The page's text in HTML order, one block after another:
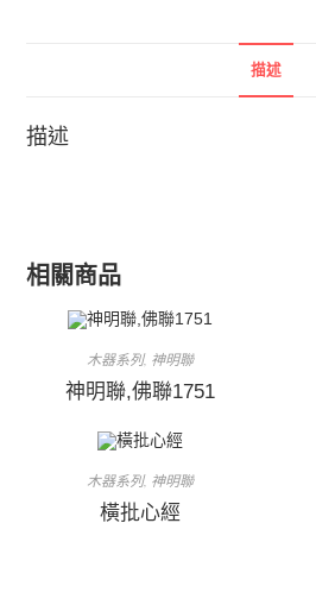
描述
描述
相關商品
木器系列, 神明聯
神明聯,佛聯1751
木器系列, 神明聯
橫批心經